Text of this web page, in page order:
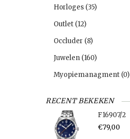
Horloges (35)
Outlet (12)
Occluder (8)
Juwelen (160)
Myopiemanagment (0)
RECENT BEKEKEN
F16907/2
€79,00